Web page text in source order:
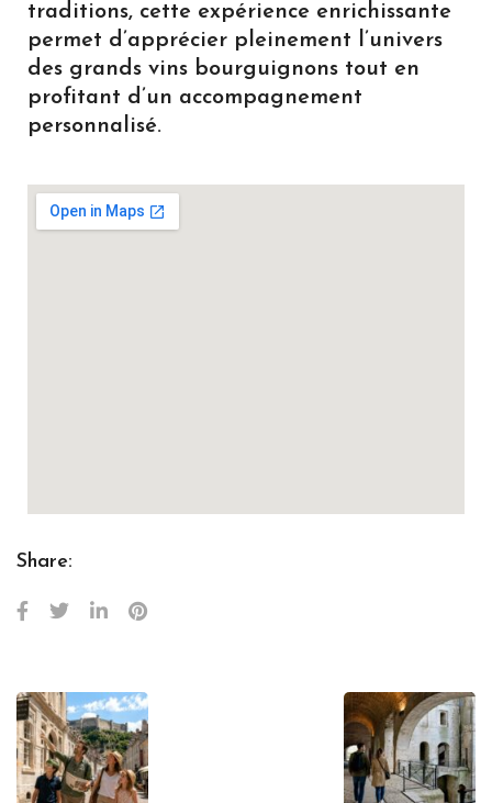
traditions, cette expérience enrichissante
permet d’apprécier pleinement l’univers
des grands vins bourguignons tout en
profitant d’un accompagnement
personnalisé.
Share: